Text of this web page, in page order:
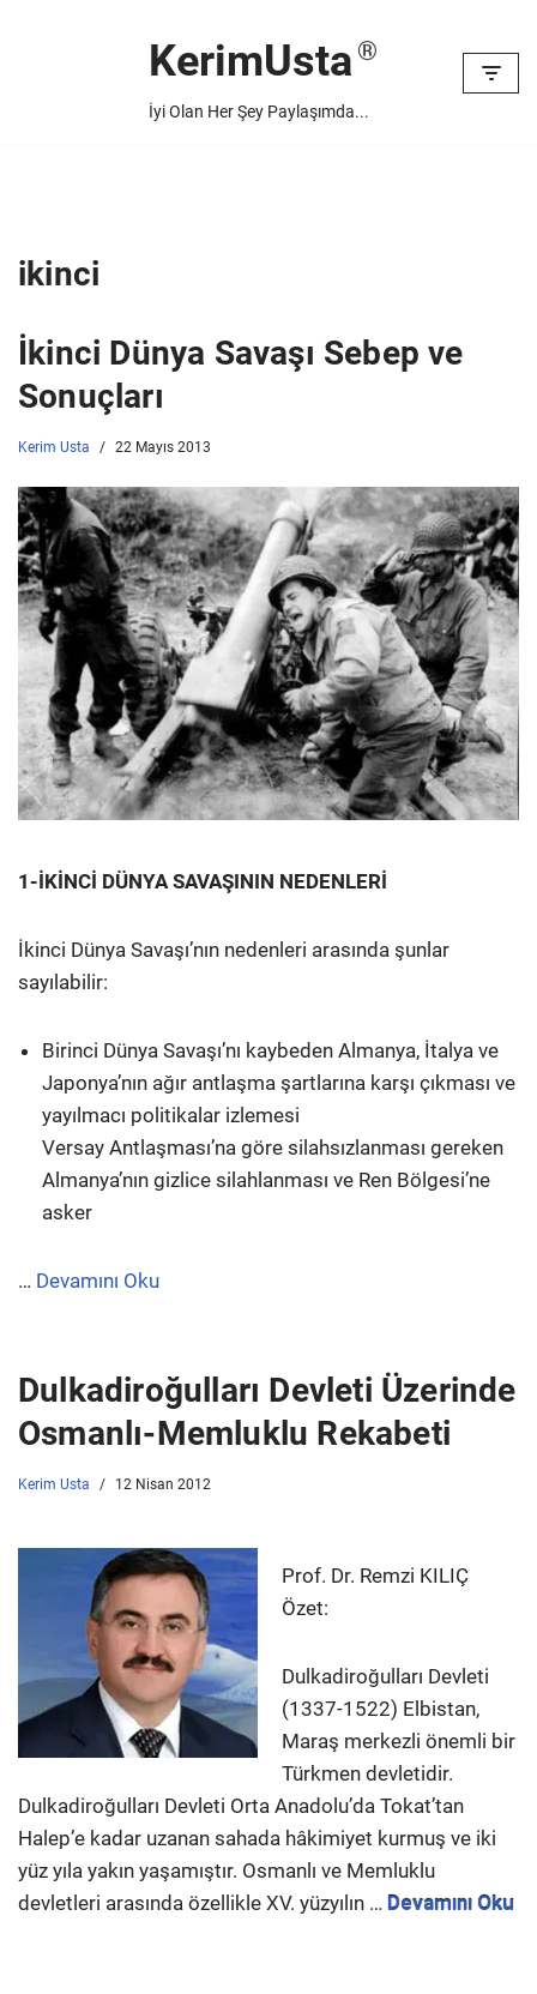
KerimUsta
İyi Olan Her Şey Paylaşımda...
ikinci
İkinci Dünya Savaşı Sebep ve
Sonuçları
Kerim Usta 22 Mayıs 2013
1-İKİNCİ DÜNYA SAVAŞININ NEDENLERİ
İkinci Dünya Savaşı’nın nedenleri arasında şunlar
sayılabilir:
Birinci Dünya Savaşı’nı kaybeden Almanya, İtalya ve
Japonya’nın ağır antlaşma şartlarına karşı çıkması ve
yayılmacı politikalar izlemesi
Versay Antlaşması’na göre silahsızlanması gereken
Almanya’nın gizlice silahlanması ve Ren Bölgesi’ne
asker
… Devamını Oku
Dulkadiroğulları Devleti Üzerinde
Osmanlı-Memluklu Rekabeti
Kerim Usta 12 Nisan 2012
Prof. Dr. Remzi KILIÇ
Özet:
Dulkadiroğulları Devleti
(1337-1522) Elbistan,
Maraş merkezli önemli bir
Türkmen devletidir.
Dulkadiroğulları Devleti Orta Anadolu’da Tokat’tan
Halep’e kadar uzanan sahada hâkimiyet kurmuş ve iki
yüz yıla yakın yaşamıştır. Osmanlı ve Memluklu
devletleri arasında özellikle XV. yüzyılın … Devamını Oku